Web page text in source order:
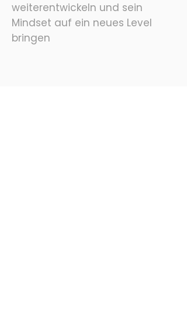
weiterentwickeln und sein
Mindset auf ein neues Level
bringen